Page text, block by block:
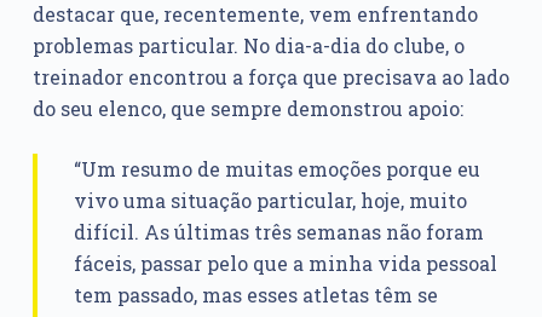
destacar que, recentemente, vem enfrentando
problemas particular. No dia-a-dia do clube, o
treinador encontrou a força que precisava ao lado
do seu elenco, que sempre demonstrou apoio:
“Um resumo de muitas emoções porque eu
vivo uma situação particular, hoje, muito
difícil. As últimas três semanas não foram
fáceis, passar pelo que a minha vida pessoal
tem passado, mas esses atletas têm se